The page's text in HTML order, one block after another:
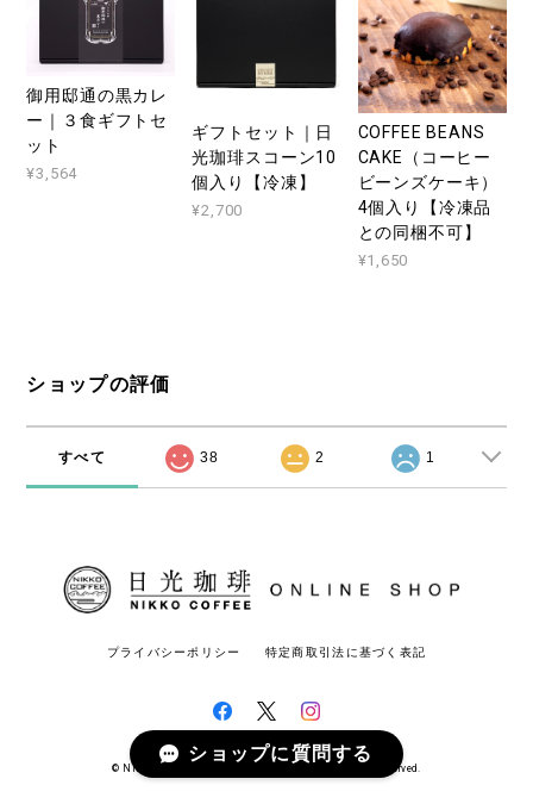
御用邸通の黒カレ
ー｜３食ギフトセ
ット
¥3,564
ギフトセット｜日
光珈琲スコーン10
個入り【冷凍】
¥2,700
COFFEE BEANS
CAKE（コーヒー
ビーンズケーキ）
4個入り【冷凍品
との同梱不可】
¥1,650
ショップの評価
すべて 38 2 1
プライバシーポリシー 特定商取引法に基づく表記
© Nikko Coffee 日光珈琲オンラインショップ All rights reserved.
ショップに質問する